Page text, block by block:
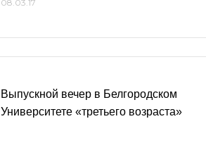
08.03.17
Выпускной вечер в Белгородском
Университете «третьего возраста»